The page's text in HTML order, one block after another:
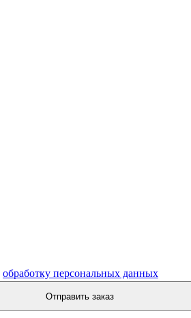
обработку персональных данных
Отправить заказ